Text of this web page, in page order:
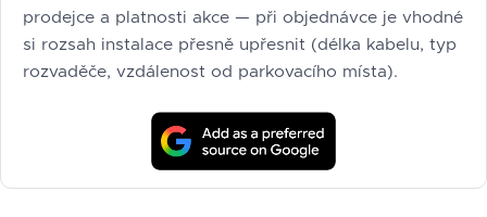
prodejce a platnosti akce — při objednávce je vhodné
si rozsah instalace přesně upřesnit (délka kabelu, typ
rozvaděče, vzdálenost od parkovacího místa).